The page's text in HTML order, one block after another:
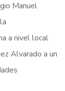
Manuel
a nivel local
Alvarado a un